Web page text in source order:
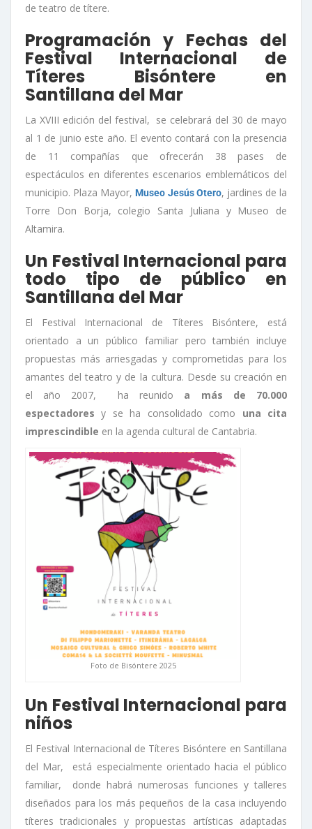
de teatro de títere.
Programación y Fechas del
Festival Internacional de
Títeres Bisóntere en
Santillana del Mar
La XVIII edición del festival, se celebrará del 30 de mayo
al 1 de junio este año. El evento contará con la presencia
de 11 compañías que ofrecerán 38 pases de
espectáculos en diferentes escenarios emblemáticos del
municipio. Plaza Mayor, Museo Jesús Otero, jardines de la
Torre Don Borja, colegio Santa Juliana y Museo de
Altamira.
Un Festival Internacional para
todo tipo de público en
Santillana del Mar
El Festival Internacional de Títeres Bisóntere, está
orientado a un público familiar pero también incluye
propuestas más arriesgadas y comprometidas para los
amantes del teatro y de la cultura. Desde su creación en
el año 2007, ha reunido a más de 70.000
espectadores y se ha consolidado como una cita
imprescindible en la agenda cultural de Cantabria.
Foto de Bisóntere 2025
Un Festival Internacional para
niños
El Festival Internacional de Títeres Bisóntere en Santillana
del Mar, está especialmente orientado hacia el público
familiar, donde habrá numerosas funciones y talleres
diseñados para los más pequeños de la casa incluyendo
títeres tradicionales y propuestas artísticas adaptadas